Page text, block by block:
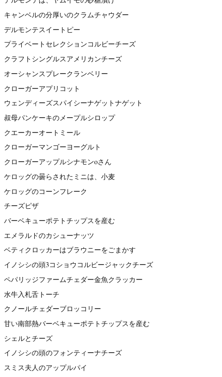
キャンベルの分厚いのクラムチャウダー
デルモンテスイートピー
プライベートセレクションコルビーチーズ
クラフトシングルスアメリカンチーズ
オーシャンスプレークランベリー
クローガーアプリコット
ウェンディーズスパイシーナゲットナゲット
叔母パンケーキのメープルシロップ
クエーカーオートミール
クローガーマンゴーヨーグルト
クローガーアップルシナモンoさん
ケロッグの曇らされたミニは、小麦
ケロッグのコーンフレーク
チーズピザ
バーベキューポテトチップスを産む
エメラルドのカシューナッツ
ベティクロッカーはブラウニーをごまかす
イノシシの頭3コショウコルビージャックチーズ
ペパリッジファームチェダー金魚クラッカー
水牛入札舌トーチ
クノールチェダーブロッコリー
甘い南部熱バーベキューポテトチップスを産む
シェルとチーズ
イノシシの頭のフォンティーナチーズ
スミス夫人のアップルパイ